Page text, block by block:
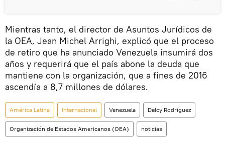
Mientras tanto, el director de Asuntos Jurídicos de
la OEA, Jean Michel Arrighi, explicó que el proceso
de retiro que ha anunciado Venezuela insumirá dos
años y requerirá que el país abone la deuda que
mantiene con la organización, que a fines de 2016
ascendía a 8,7 millones de dólares.
América Latina Internacional Venezuela Delcy Rodríguez
Organización de Estados Americanos (OEA) noticias